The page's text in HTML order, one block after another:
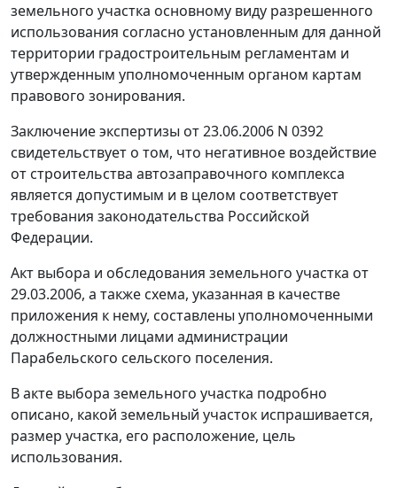
земельного участка основному виду разрешенного
использования согласно установленным для данной
территории градостроительным регламентам и
утвержденным уполномоченным органом картам
правового зонирования.
Заключение экспертизы от 23.06.2006 N 0392
свидетельствует о том, что негативное воздействие
от строительства автозаправочного комплекса
является допустимым и в целом соответствует
требования законодательства Российской
Федерации.
Акт выбора и обследования земельного участка от
29.03.2006, а также схема, указанная в качестве
приложения к нему, составлены уполномоченными
должностными лицами администрации
Парабельского сельского поселения.
В акте выбора земельного участка подробно
описано, какой земельный участок испрашивается,
размер участка, его расположение, цель
использования.